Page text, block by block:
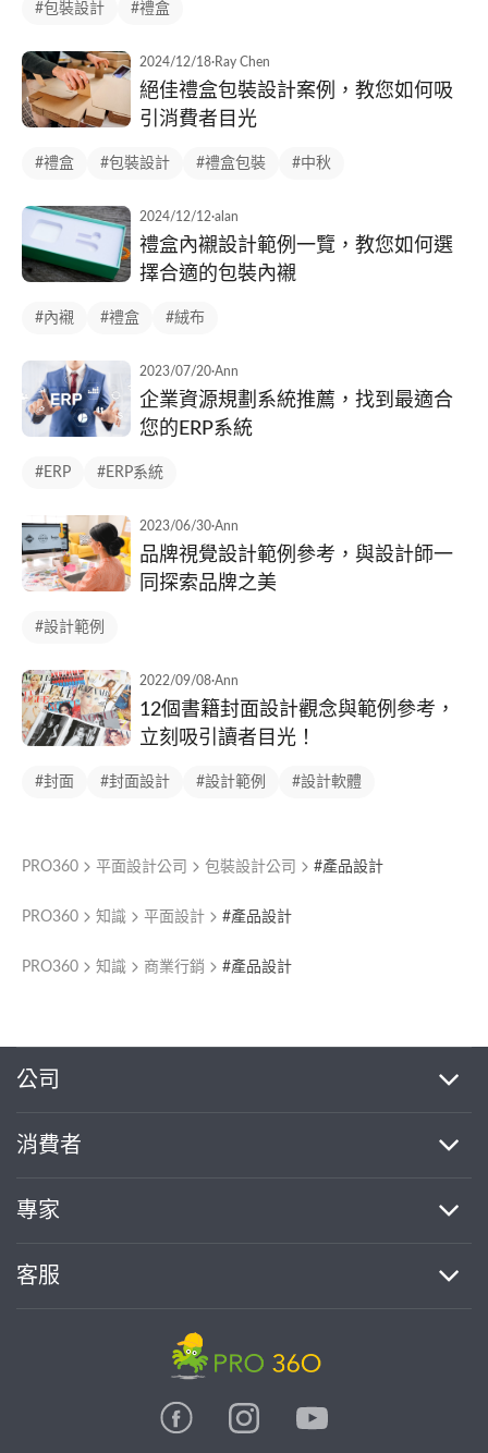
#包裝設計 #禮盒
2024/12/18·Ray Chen
絕佳禮盒包裝設計案例，教您如何吸
引消費者目光
#禮盒 #包裝設計 #禮盒包裝 #中秋
2024/12/12·alan
禮盒內襯設計範例一覽，教您如何選
擇合適的包裝內襯
#內襯 #禮盒 #絨布
2023/07/20·Ann
企業資源規劃系統推薦，找到最適合
您的ERP系統
#ERP #ERP系統
2023/06/30·Ann
品牌視覺設計範例參考，與設計師一
同探索品牌之美
#設計範例
2022/09/08·Ann
12個書籍封面設計觀念與範例參考，
立刻吸引讀者目光！
#封面 #封面設計 #設計範例 #設計軟體
PRO360 平面設計公司 包裝設計公司 #產品設計
PRO360 知識 平面設計 #產品設計
PRO360 知識 商業行銷 #產品設計
公司
消費者
專家
客服
繼續完成